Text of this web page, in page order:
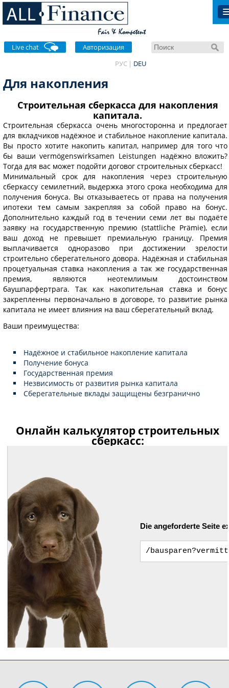
Авторизация
Live chat
РУС
DEU
Для накопления
Строительная сберкасса для накопления
капитала.
Строительная сберкасса очень многосторонна и предлогает
для вкладчиков надёжное и стабильное накопление капитала.
Вы просто хотите накопить капитал, например для того что
бы ваши vermögenswirksamen Leistungen надёжно вложить?
Тогда для вас может подойти договог строительных сберкасс!
Минимальный срок для накопления через строительную
сберкассу семилетний, выдержка этого срока необходима для
получения бонуса. Вы отказываетесь от права на получения
ипотеки тем самым закрепляя за собой право на бонус.
Дополнительно каждый год в течении семи лет вы подаёте
заявку на государственную премию (stattliche Prämie), если
ваш доход не превышет премиальную границу. Премия
выплачивается одноразово при достижении зрелости
строительно сберегательного довора. Надёжная и стабильная
процетуальная ставка накопления а так же государственная
премия, являются неотемлимым достоинством
баушпарфертрага. Так как накопительная ставка и бонус
закрепленны первоначально в договоре, то развитие рынка
капитала не имеет влияния на ваш сберегательный вклад.
Ваши преимущества:
Надёжное и стабильное накопление капитала
Получение бонуса
Государственная премия
Незвисимость от развития рынка капитала
Сберегательные вклады защищены безгранично
Онлайн калькулятор строительных
сберкасс: